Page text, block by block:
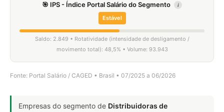
🎯 IPS - Índice Portal Salário do Segmento i
Estável
Saldo: 2.849 • Rotatividade (intensidade de desligamento /
movimento total): 48,5% • Volume: 93.943
Fonte: Portal Salário / CAGED • Brasil • 07/2025 a 06/2026
Empresas do segmento de Distribuidoras de